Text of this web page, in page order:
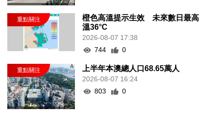
橙色高溫提示生效 未來數日最高
溫36°C
2026-08-07 17:38
744
0
上半年本澳總人口68.65萬人
2026-08-07 16:24
803
0